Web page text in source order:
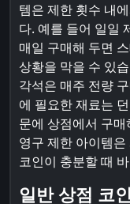
템은 제한 횟수 내
다. 예를 들어 일일
매일 구매해 두면
상황을 막을 수 있
각석은 매주 전량
에 필요한 재료는
문에 상점에서 구
영구 제한 아이템
코인이 충분할 때
일반 상점 코